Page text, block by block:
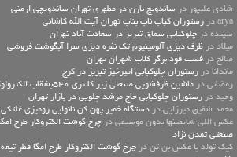
شادی علیپور در ساندویچ بارن در مطهری تهران ساندویچی ارمنی
arya در
رستوران کباب ناب بناب تهران آیت الله کاشانی
سپیده در چلوکبابی سماق تبریز در سعادت آباد تهران
میلاد در ظرف دیزی آلومینیوم تک نفره دیزی سرا آبگوشت فروشی
صالح در فست فود برگر کلاب شهران تهران
ماندانا در رستوران چلوکبابی امیرخیز تبریز در کرج
رمضانی در ماشین ظرفشویی صنعتی زیر کانتری 540بشقاب الکترولوکس
وحید در رستوران چلوکبابی حاج مرشد چلویی در بازار تهران
محمد شفیق میرزایی در دستگاه خمیر پهن کن نانوایی رومیزی غلتکی
عكس اللي شايفينها بدون موسيقى در
صنعتی تمدن نژاد
کیک تولد با عکس بن تن در